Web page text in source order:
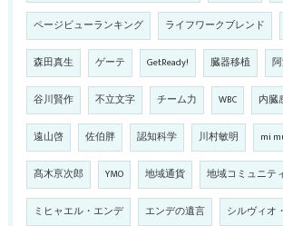
ページビューランキング ライフワークブレンド
森田真生 ゲーテ GetReady! 臓器移植
谷川賢作 不立文字 チーム力 WBC 内臓
遠山啓 佐伯胖 認知科学 川村敏明 mi
髙木亰次郎 YMO 地域通貨 地域コミュニテ
ミヒャエル・エンデ エンデの遺言 シルヴィオ